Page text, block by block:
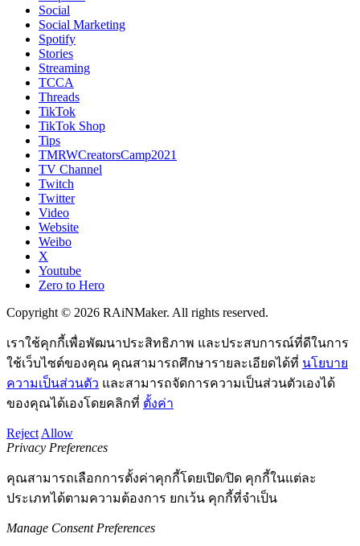
Social
Social Marketing
Spotify
Stories
Streaming
TCCA
Threads
TikTok
TikTok Shop
Tips
TMRWCreatorsCamp2021
TV Channel
Twitch
Twitter
Video
Website
Weibo
X
Youtube
Zero to Hero
Copyright © 2026 RAiNMaker. All rights reserved.
เราใช้คุกกี้เพื่อพัฒนาประสิทธิภาพ และประสบการณ์ที่ดีในการ
ใช้เว็บไซต์ของคุณ คุณสามารถศึกษารายละเอียดได้ที่ นโยบาย
ความเป็นส่วนตัว และสามารถจัดการความเป็นส่วนตัวเองได้
ของคุณได้เองโดยคลิกที่ ตั้งค่า
Reject Allow
Privacy Preferences
คุณสามารถเลือกการตั้งค่าคุกกี้โดยเปิด/ปิด คุกกี้ในแต่ละ
ประเภทได้ตามความต้องการ ยกเว้น คุกกี้ที่จำเป็น
Manage Consent Preferences